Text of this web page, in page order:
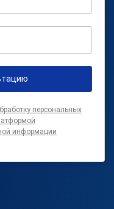
персональных
информации